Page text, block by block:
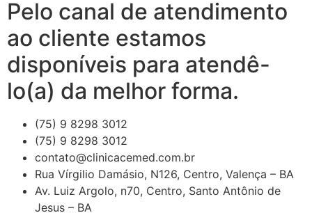
Pelo canal de atendimento
ao cliente estamos
disponíveis para atendê-
lo(a) da melhor forma.
(75) 9 8298 3012
(75) 9 8298 3012
contato@clinicacemed.com.br
Rua Vírgilio Damásio, N126, Centro, Valença – BA
Av. Luiz Argolo, n70, Centro, Santo Antônio de
Jesus – BA